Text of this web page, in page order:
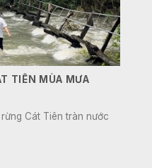
TIÊN MÙA MƯA
Cát Tiên tràn nước